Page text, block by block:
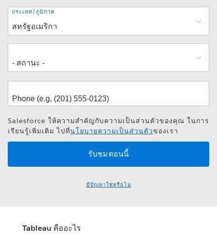
ที่
อยู่
ประเทศ/ภูมิภาค
Salesforce ให้ความสำคัญกับความเป็นส่วนตัวของคุณ ในการ
เรียนรู้เพิ่มเติม ไปที่นโยบายความเป็นส่วนตัวของเรา
มีปัญหาใช่หรือไม่
Tableau คืออะไร